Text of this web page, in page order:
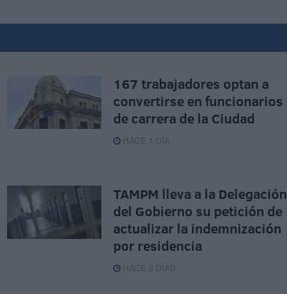
167 trabajadores optan a
convertirse en funcionarios
de carrera de la Ciudad
HACE 1 DÍA
TAMPM lleva a la Delegación
del Gobierno su petición de
actualizar la indemnización
por residencia
HACE 2 DÍAS